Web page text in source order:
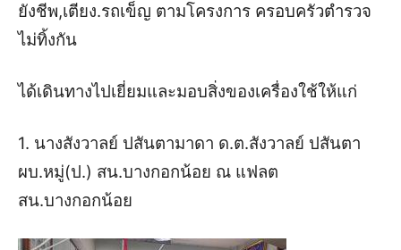
ยังชีพ,เตียง.รถเข็ญ ตามโครงการ ครอบครัวตำรวจ
ไม่ทิ้งกัน
ได้เดินทางไปเยี่ยมและมอบสิ่งของเครื่องใช้ให้แก่
1. นางสังวาลย์ ปสันตามาดา ด.ต.สังวาลย์ ปสันตา
ผบ.หมู่(ป.) สน.บางกอกน้อย ณ แฟลต
สน.บางกอกน้อย